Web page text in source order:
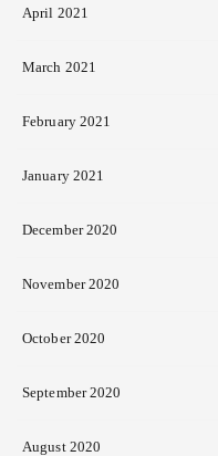
April 2021
March 2021
February 2021
January 2021
December 2020
November 2020
October 2020
September 2020
August 2020